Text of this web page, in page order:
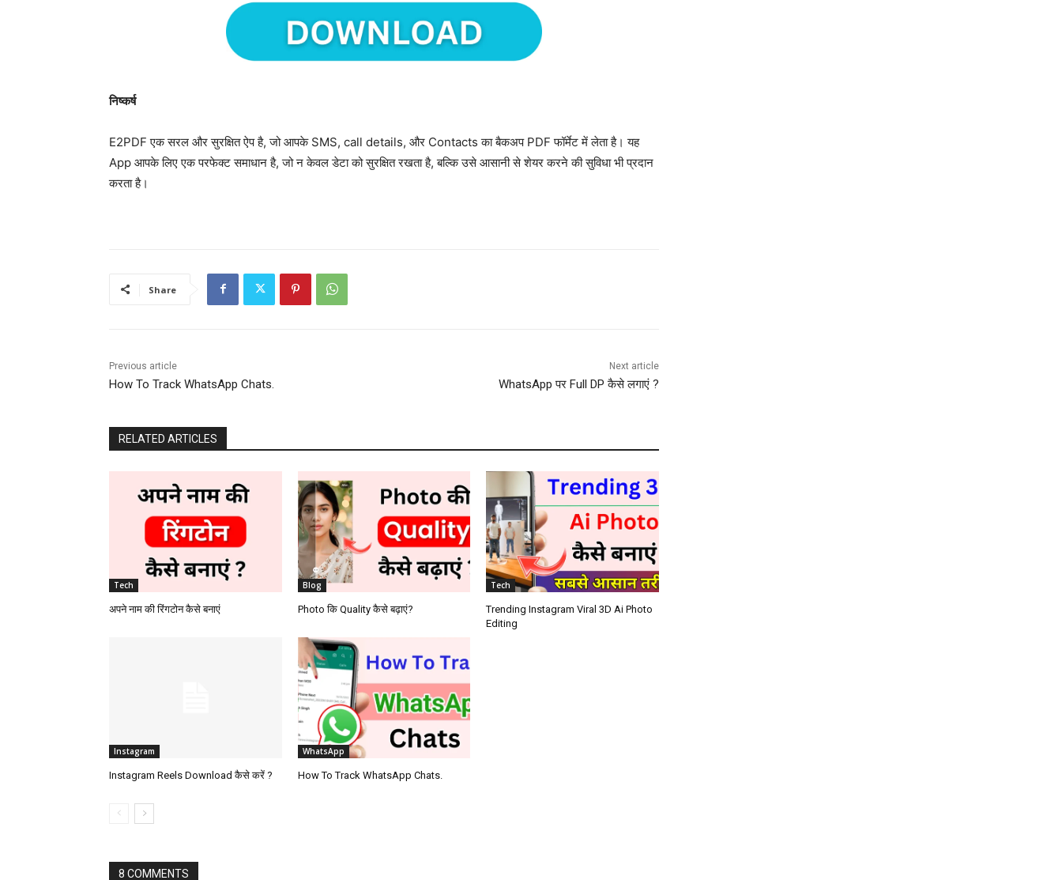
निष्कर्ष
E2PDF एक सरल और सुरक्षित ऐप है, जो आपके SMS, call details, और Contacts का बैकअप PDF फॉर्मेट में लेता है। यह
App आपके लिए एक परफेक्ट समाधान है, जो न केवल डेटा को सुरक्षित रखता है, बल्कि उसे आसानी से शेयर करने की सुविधा भी प्रदान
करता है।
Share
Previous article
How To Track WhatsApp Chats.
Next article
WhatsApp पर Full DP कैसे लगाएं ?
RELATED ARTICLES
Tech
अपने नाम की रिंगटोन कैसे बनाएं
Blog
Photo कि Quality कैसे बढ़ाएं?
Tech
Trending Instagram Viral 3D Ai Photo
Editing
Instagram
Instagram Reels Download कैसे करें ?
WhatsApp
How To Track WhatsApp Chats.
8 COMMENTS